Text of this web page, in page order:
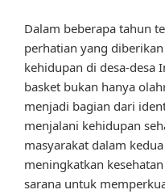
Dalam beberapa tahun
perhatian yang
kehidupan di desa-desa
basket bukan hanya
menjadi bagian dari
menjalani kehidupan
masyarakat dalam
meningkatkan
sarana untuk